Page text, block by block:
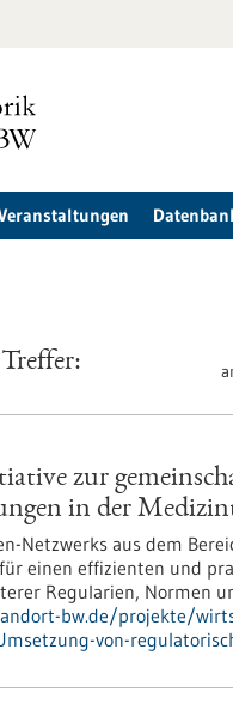
zur
in der
Netzwerks aus dem
einen effizienten und
Regularien, Normen
bw.de/projekte/
von-